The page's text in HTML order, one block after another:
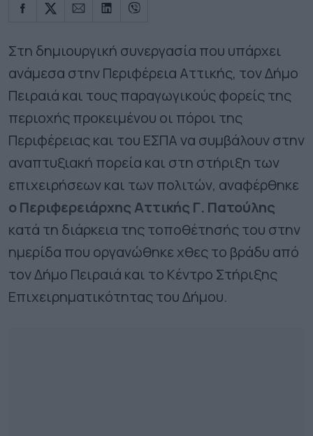
Στη δημιουργική συνεργασία που υπάρχει
ανάμεσα στην Περιφέρεια Αττικής, τον Δήμο
Πειραιά και τους παραγωγικούς φορείς της
περιοχής προκειμένου οι πόροι της
Περιφέρειας και του ΕΣΠΑ να συμβάλουν στην
αναπτυξιακή πορεία και στη στήριξη των
επιχειρήσεων και των πολιτών, αναφέρθηκε
ο Περιφερειάρχης Αττικής Γ. Πατούλης
κατά τη διάρκεια της τοποθέτησής του στην
ημερίδα που οργανώθηκε χθες το βράδυ από
τον Δήμο Πειραιά και το Κέντρο Στήριξης
Επιχειρηματικότητας του Δήμου.